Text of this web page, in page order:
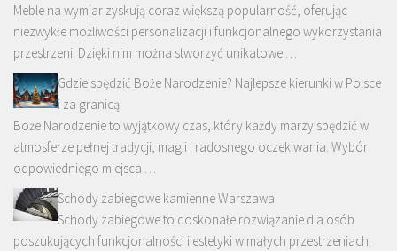
Meble na wymiar zyskują coraz większą popularność, oferując
niezwykłe możliwości personalizacji i funkcjonalnego wykorzystania
przestrzeni. Dzięki nim można stworzyć unikatowe …
Gdzie spędzić Boże Narodzenie? Najlepsze kierunki w Polsce
i za granicą
Boże Narodzenie to wyjątkowy czas, który każdy marzy spędzić w
atmosferze pełnej tradycji, magii i radosnego oczekiwania. Wybór
odpowiedniego miejsca …
Schody zabiegowe kamienne Warszawa
Schody zabiegowe to doskonałe rozwiązanie dla osób
poszukujących funkcjonalności i estetyki w małych przestrzeniach.